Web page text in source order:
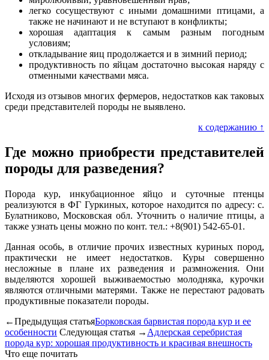
легко сосуществуют с иными домашними птицами, а
также не начинают и не вступают в конфликты;
хорошая адаптация к самым разным погодным
условиям;
откладывание яиц продолжается и в зимний период;
продуктивность по яйцам достаточно высокая наряду с
отменными качествами мяса.
Исходя из отзывов многих фермеров, недостатков как таковых
среди представителей породы не выявлено.
к содержанию ↑
Где можно приобрести представителей
породы для разведения?
Порода кур, инкубационное яйцо и суточные птенцы
реализуются в ФГ Гуркиных, которое находится по адресу: с.
Булатниково, Московская обл. Уточнить о наличие птицы, а
также узнать цены можно по конт. тел.: +8(901) 542-65-01.
Данная особь, в отличие прочих известных куриных пород,
практически не имеет недостатков. Куры совершенно
несложные в плане их разведения и размножения. Они
выделяются хорошей выживаемостью молодняка, курочки
являются отличными матерями. Также не перестают радовать
продуктивные показатели породы.
←Предыдущая статьяБорковская барвистая порода кур и ее
особенности Следующая статья → Адлерская серебристая
порода кур: хорошая продуктивность и красивая внешность
Что еще почитать